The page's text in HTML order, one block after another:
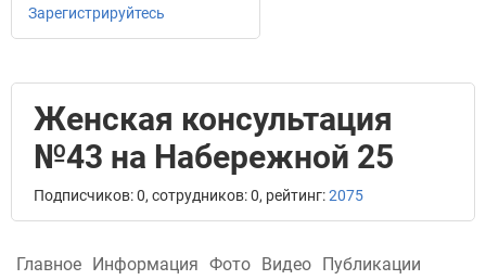
Зарегистрируйтесь
Женская консультация
№43 на Набережной 25
Подписчиков: 0, сотрудников: 0, рейтинг:2075
Главное Информация Фото Видео Публикации